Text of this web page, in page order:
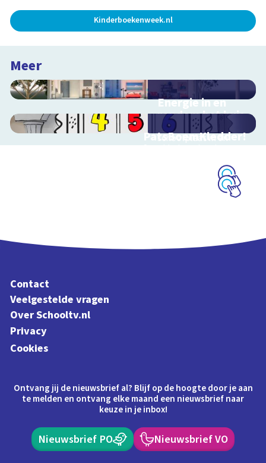
Kinderboekenweek.nl
Meer
Energie in en
rondom het huis
Interactieve
schoolplaat in en
rondom het huis
Schoolplaat
PatsBoemKledder!
Speel het spel en leer
Contact
Veelgestelde vragen
Over Schooltv.nl
Privacy
Cookies
Ontvang jij de nieuwsbrief al? Blijf op de hoogte door je aan
te melden en ontvang elke maand een nieuwsbrief naar
keuze in je inbox!
Nieuwsbrief PO Nieuwsbrief VO